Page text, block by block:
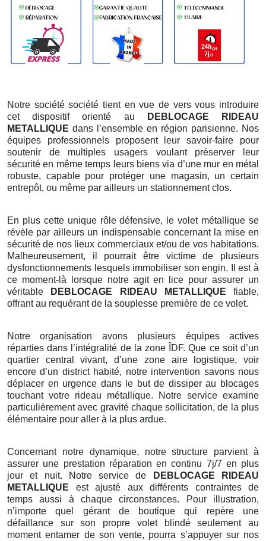
Notre société société tient en vue de vers vous introduire
cet dispositif orienté au
DEBLOCAGE RIDEAU
METALLIQUE dans l’ensemble en région parisienne. Nos
équipes professionnels proposent leur savoir-faire pour
soutenir de multiples usagers voulant préserver leur
sécurité en même temps leurs biens via d’une mur en métal
robuste, capable pour protéger une magasin, un certain
entrepôt, ou même par ailleurs un stationnement clos.
En plus cette unique rôle défensive, le volet métallique se
révèle par ailleurs un indispensable concernant la mise en
sécurité de nos lieux commerciaux et/ou de vos habitations.
Malheureusement, il pourrait être victime de plusieurs
dysfonctionnements lesquels immobiliser son engin. Il est à
ce moment-là lorsque notre agit en lice pour assurer un
véritable
DEBLOCAGE RIDEAU METALLIQUE fiable,
offrant au requérant de la souplesse première de ce volet.
Notre organisation avons plusieurs équipes actives
réparties dans l’intégralité de la zone ÎDF. Que ce soit d’un
quartier central vivant, d’une zone aire logistique, voir
encore d’un district habité, notre intervention savons nous
déplacer en urgence dans le but de dissiper au blocages
touchant votre rideau métallique. Notre service examine
particulièrement avec gravité chaque sollicitation, de la plus
élémentaire pour aller à la plus ardue.
Concernant notre dynamique, notre structure parvient à
assurer une prestation réparation en continu 7j/7 en plus
jour et nuit. Notre service de
DEBLOCAGE RIDEAU
METALLIQUE est ajusté aux différents contraintes de
temps aussi à chaque circonstances. Pour illustration,
n’importe quel gérant de boutique qui repère une
défaillance sur son propre volet blindé seulement au
moment entamer de son vente, pourra s’appuyer sur nos